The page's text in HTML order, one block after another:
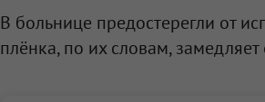
В больнице предостерегли от
плёнка, по их словам,